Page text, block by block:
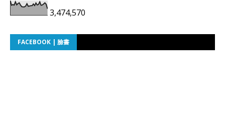
3,474,570
FACEBOOK | 臉書